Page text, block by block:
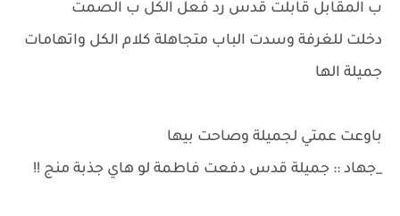
ب المقابل قابلت قدس رد فعل الكل ب الصمت
دخلت للغرفة وسدت الباب متجاهلة كلام الكل واتهامات
جميلة الها
باوعت عمتي لجميلة وصاحت بيها
_جهاد :: جميلة قدس دفعت فاطمة لو هاي جذبة منج !!